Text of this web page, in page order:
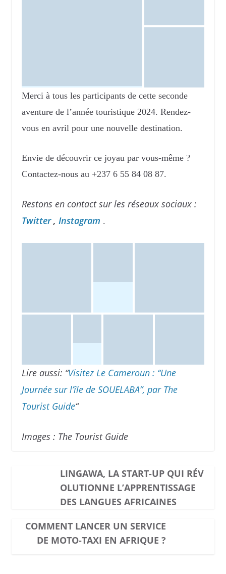
Merci à tous les participants de cette seconde
aventure de l’année touristique 2024. Rendez-
vous en avril pour une nouvelle destination.
Envie de découvrir ce joyau par vous-même ?
Contactez-nous au +237 6 55 84 08 87.
Restons en contact sur les réseaux sociaux :
Twitter, Instagram .
Lire aussi: “Visitez Le Cameroun : “Une
Journée sur l’île de SOUELABA”, par The
Tourist Guide“
Images : The Tourist Guide
LINGAWA, LA START-UP QUI RÉV
OLUTIONNE L’APPRENTISSAGE
DES LANGUES AFRICAINES
COMMENT LANCER UN SERVICE
DE MOTO-TAXI EN AFRIQUE ?